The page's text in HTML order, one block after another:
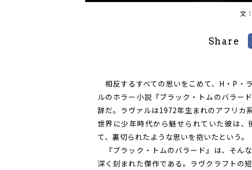
文
Share
相反するすべての思いをこめて、H・P・
ルのホラー小説『ブラック・トムのバラー
辞だ。ラヴァルは1972年生まれのアフリカ
世界に少年時代から魅せられていた彼は
て、裏切られたような思いを抱いたという。
『ブラック・トムのバラード』は、そん
深く刻まれた傑作である。ラヴクラフトの